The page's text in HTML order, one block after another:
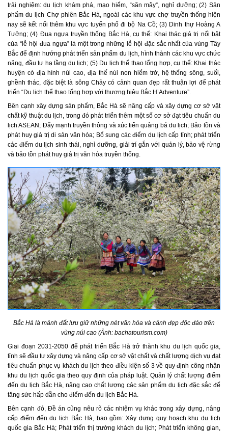
trải nghiệm: du lịch khám phá, mạo hiểm, “săn mây”, nghỉ dưỡng; (2) Sản
phẩm du lịch Chợ phiên Bắc Hà, ngoài các khu vực chợ truyền thống hiện
nay sẽ kết nối thêm khu vực tuyến phố đi bộ Na Cồ; (3) Dinh thự Hoàng A
Tưởng; (4) Đua ngựa truyền thống Bắc Hà, cụ thể: Khai thác giá trị nổi bật
của “lễ hội đua ngựa” là một trong những lễ hội đặc sắc nhất của vùng Tây
Bắc để định hướng phát triển sản phẩm du lịch, hình thành các khu vực chức
năng, đầu tư hạ tầng du lịch; (5) Du lịch thể thao tổng hợp, cụ thể: Khai thác
huyện có địa hình núi cao, địa thế núi non hiểm trở, hệ thống sông, suối,
ghềnh thác, đặc biệt là sông Chảy có cảnh quan đẹp rất thuận lợi để phát
triển “Du lịch thể thao tổng hợp với thương hiệu Bắc H’Adventure”.
Bên cạnh xây dựng sản phẩm, Bắc Hà sẽ nâng cấp và xây dựng cơ sở vật
chất kỹ thuật du lịch, trong đó phát triển thêm một số cơ sở đạt tiêu chuẩn du
lịch ASEAN; Đẩy mạnh truyền thông và xúc tiến quảng bá du lịch; Bảo tồn và
phát huy giá trị di sản văn hóa; Bổ sung các điểm du lịch cấp tỉnh; phát triển
các điểm du lịch sinh thái, nghỉ dưỡng, giải trí gắn với quản lý, bảo vệ rừng
và bảo tồn phát huy giá trị văn hóa truyền thống.
Bắc Hà là mảnh đất lưu giữ những nét văn hóa và cảnh đẹp độc đáo trên
vùng núi cao (Ảnh: bachatourism.com)
Giai đoạn 2031-2050 để phát triển Bắc Hà trở thành khu du lịch quốc gia,
tỉnh sẽ đầu tư xây dựng và nâng cấp cơ sở vật chất và chất lượng dịch vụ đạt
tiêu chuẩn phục vụ khách du lịch theo điều kiện số 3 về quy định công nhận
khu du lịch quốc gia theo quy định của pháp luật. Quản lý chất lượng điểm
đến du lịch Bắc Hà, nâng cao chất lượng các sản phẩm du lịch đặc sắc để
tăng sức hấp dẫn cho điểm đến du lịch Bắc Hà.
Bên cạnh đó, Đề án cũng nêu rõ các nhiệm vụ khác trong xây dựng, nâng
cấp điểm đến du lịch Bắc Hà, bao gồm: Xây dựng quy hoạch khu du lịch
quốc gia Bắc Hà; Phát triển thị trường khách du lịch; Phát triển không gian,